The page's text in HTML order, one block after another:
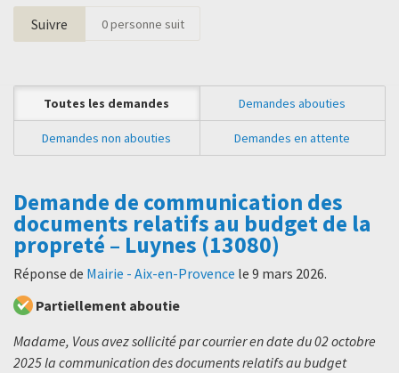
Suivre 0personne suit
Toutes les demandes Demandes abouties
Demandes non abouties Demandes en attente
Demande de communication des
documents relatifs au budget de la
propreté – Luynes (13080)
Réponse de Mairie - Aix-en-Provence le 9 mars 2026.
Partiellement aboutie
Madame, Vous avez sollicité par courrier en date du 02 octobre
2025 la communication des documents relatifs au budget